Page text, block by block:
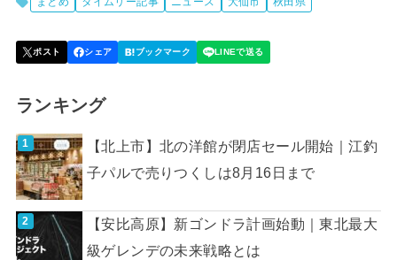
ランキング
【北上市】北の洋館が閉店セール開始｜江釣
子パルで売りつくしは8月16日まで
【安比高原】新ゴンドラ計画始動｜東北最大
級ゲレンデの未来戦略とは